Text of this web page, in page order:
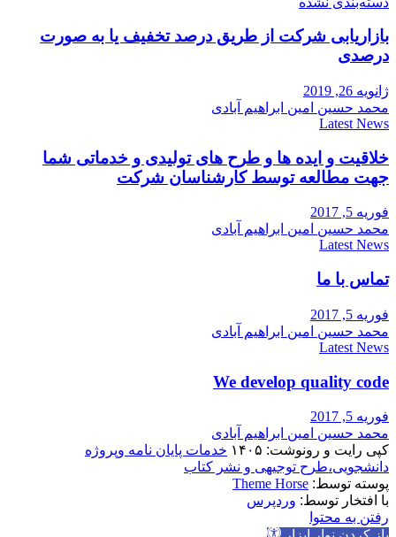
بازاریابی شرکت از طریق درصد تخفیف یا به صورت
درصدی
ژانویه 26, 2019
محمد حسین امین ابراهیم آبادی
Latest News
خلاقیت و ایده ها و طرح های تولیدی و خدماتی شما
جهت مطالعه توسط کارشناسان شرکت
فوریه 5, 2017
محمد حسین امین ابراهیم آبادی
Latest News
تماس با ما
فوریه 5, 2017
محمد حسین امین ابراهیم آبادی
Latest News
We develop quality code
فوریه 5, 2017
محمد حسین امین ابراهیم آبادی
کپی رایت و رونوشت: ۱۴۰۵
خدمات پایان نامه وپروژه
دانشجویی،طرح توجیهی و نشر کتاب
پوسته توسط: Theme Horse
با افتخار توسط: وردپرس
رفتن به محتوا